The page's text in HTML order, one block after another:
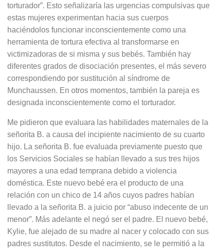
torturador”. Esto señalizaría las urgencias compulsivas que
estas mujeres experimentan hacia sus cuerpos
haciéndolos funcionar inconscientemente como una
herramienta de tortura efectiva al transformarse en
victimizadoras de si misma y sus bebés. También hay
diferentes grados de disociación presentes, el más severo
correspondiendo por sustitución al síndrome de
Munchaussen. En otros momentos, también la pareja es
designada inconscientemente como el torturador.
Me pidieron que evaluara las habilidades maternales de la
señorita B. a causa del incipiente nacimiento de su cuarto
hijo. La señorita B. fue evaluada previamente puesto que
los Servicios Sociales se habían llevado a sus tres hijos
mayores a una edad temprana debido a violencia
doméstica. Este nuevo bebé era el producto de una
relación con un chico de 14 años cuyos padres habían
llevado a la señorita B. a juicio por “abuso indecente de un
menor”. Más adelante el negó ser el padre. El nuevo bebé,
Kylie, fue alejado de su madre al nacer y colocado con sus
padres sustitutos. Desde el nacimiento, se le permitió a la